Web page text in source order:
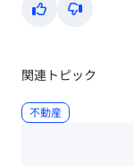
Yes No
関連トピック
不動産